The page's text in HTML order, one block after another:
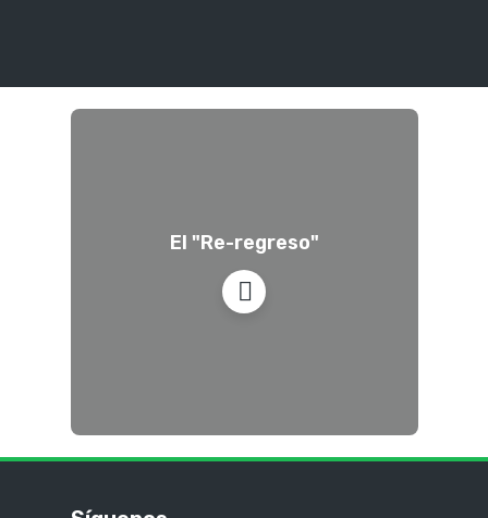
El "Re-regreso"